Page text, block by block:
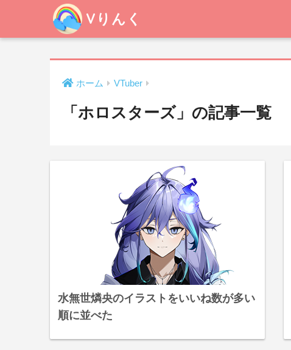
Vりんく
ホーム VTuber
「ホロスターズ」の記事一覧
水無世燐央のイラストをいいね数が多い
順に並べた